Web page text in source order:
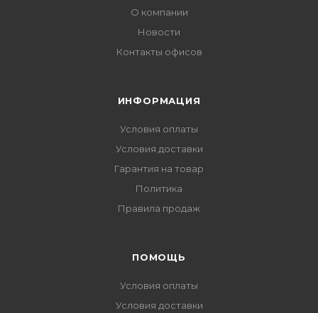
О компании
Новости
Контакты офисов
ИНФОРМАЦИЯ
Условия оплаты
Условия доставки
Гарантия на товар
Политика
Правила продаж
ПОМОЩЬ
Условия оплаты
Условия доставки